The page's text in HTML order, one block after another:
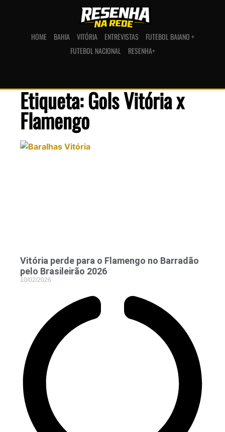
HOME BAHIA VITÓRIA ENTREVISTAS
FUTEBOL BAIANO +
FUTEBOL NACIONAL
RESENHA+
Etiqueta: Gols Vitória x
Flamengo
Vitória perde para o Flamengo no Barradão
pelo Brasileirão 2026
10/02/2026